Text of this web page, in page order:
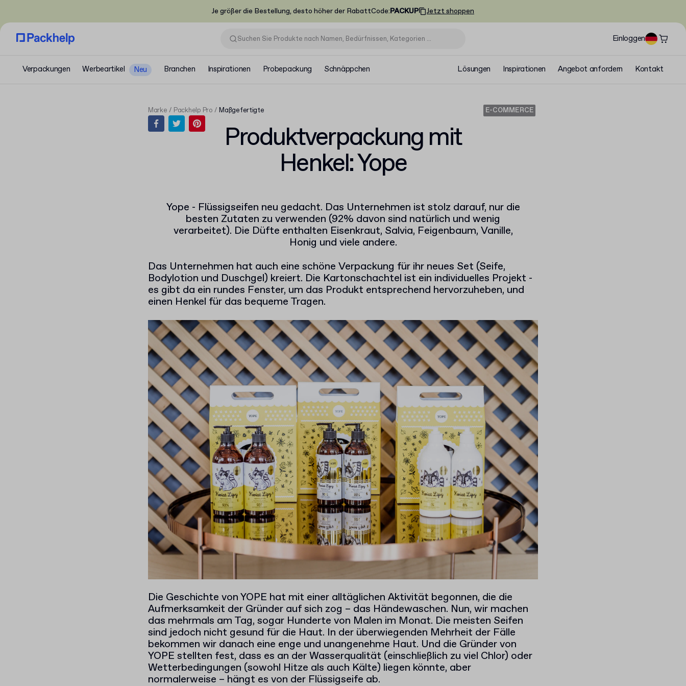
Je größer die Bestellung, desto höher der RabattCode:PACKUP Jetzt shoppen
Einloggen
Verpackungen Werbeartikel Neu Branchen Inspirationen Probepackung Schnäppchen Lösungen Inspirationen Angebot anfordern Kontakt
Produktverpackung mit
Henkel: Yope
Marke Packhelp Pro Maßgefertigte E-COMMERCE
Yope - Flüssigseifen neu gedacht. Das Unternehmen ist stolz darauf, nur die
besten Zutaten zu verwenden (92% davon sind natürlich und wenig
verarbeitet). Die Düfte enthalten Eisenkraut, Salvia, Feigenbaum, Vanille,
Honig und viele andere.
Das Unternehmen hat auch eine schöne Verpackung für ihr neues Set (Seife,
Bodylotion und Duschgel) kreiert. Die Kartonschachtel ist ein individuelles Projekt -
es gibt da ein rundes Fenster, um das Produkt entsprechend hervorzuheben, und
einen Henkel für das bequeme Tragen.
Die Geschichte von YOPE hat mit einer alltäglichen Aktivität begonnen, die die
Aufmerksamkeit der Gründer auf sich zog – das Händewaschen. Nun, wir machen
das mehrmals am Tag, sogar Hunderte von Malen im Monat. Die meisten Seifen
sind jedoch nicht gesund für die Haut. In der überwiegenden Mehrheit der Fälle
bekommen wir danach eine enge und unangenehme Haut. Und die Gründer von
YOPE stellten fest, dass es an der Wasserqualität (einschließlich zu viel Chlor) oder
Wetterbedingungen (sowohl Hitze als auch Kälte) liegen könnte, aber
normalerweise – hängt es von der Flüssigseife ab.